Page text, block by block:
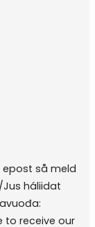
så meld
Jus háliidat
to receive our